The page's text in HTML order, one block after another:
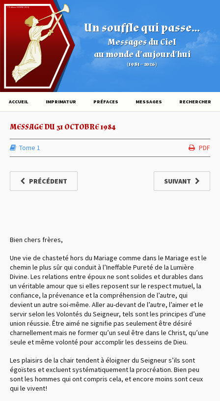
Un souffle qui passe...
Messages du Ciel
au monde d'aujourd'hui
(1981 – 2026)
© Éditions HOVINE (2026)
ACCUEIL IMPRIMATUR PRÉFACES MESSAGES RECHERCHER
MESSAGE DU 31 OCTOBRE 1984
Tome 1 PDF
PRÉCÉDENT SUIVANT
Bien chers frères,
Une vie de chasteté hors du Mariage comme dans le Mariage est le
chemin le plus sûr qui conduit à l’Ineffable Pureté de la Lumière
Divine. Les relations entre époux ne sont solides et durables dans
un véritable amour que si elles reposent sur le respect mutuel, la
confiance, la prévenance et la compréhension de l’autre, qui
devient un autre soi-même. Aller au-devant de l’autre, l’aimer et le
servir selon les Volontés du Seigneur, tels sont les principes d’une
union réussie. Être aimé ne signifie pas seulement être désiré
charnellement mais ne former qu’un seul être dans le Christ, qu’une
seule et même volonté pour accomplir les desseins de Dieu.
Les plaisirs de la chair tendent à éloigner du Seigneur s’ils sont
égoïstes et excluent systématiquement la procréation. Bien peu
sont les hommes qui ont compris cela, et encore moins sont ceux
qui le vivent !